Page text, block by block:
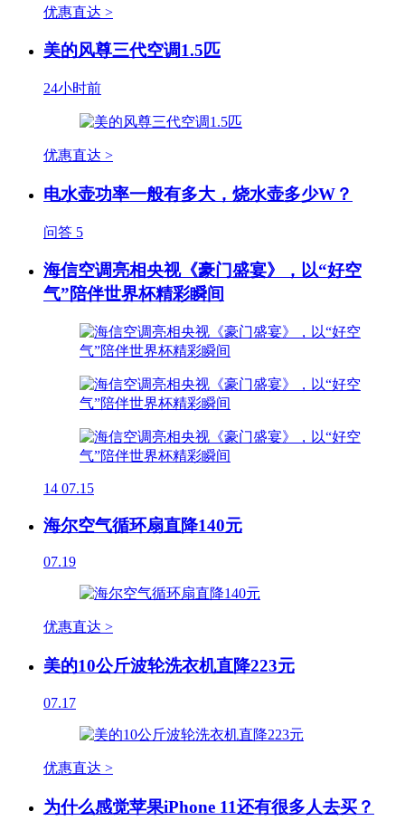
优惠直达 >
美的风尊三代空调1.5匹
24小时前
优惠直达 >
电水壶功率一般有多大，烧水壶多少W？
问答 5
海信空调亮相央视《豪门盛宴》，以“好空
气”陪伴世界杯精彩瞬间
14 07.15
海尔空气循环扇直降140元
07.19
优惠直达 >
美的10公斤波轮洗衣机直降223元
07.17
优惠直达 >
为什么感觉苹果iPhone 11还有很多人去买？